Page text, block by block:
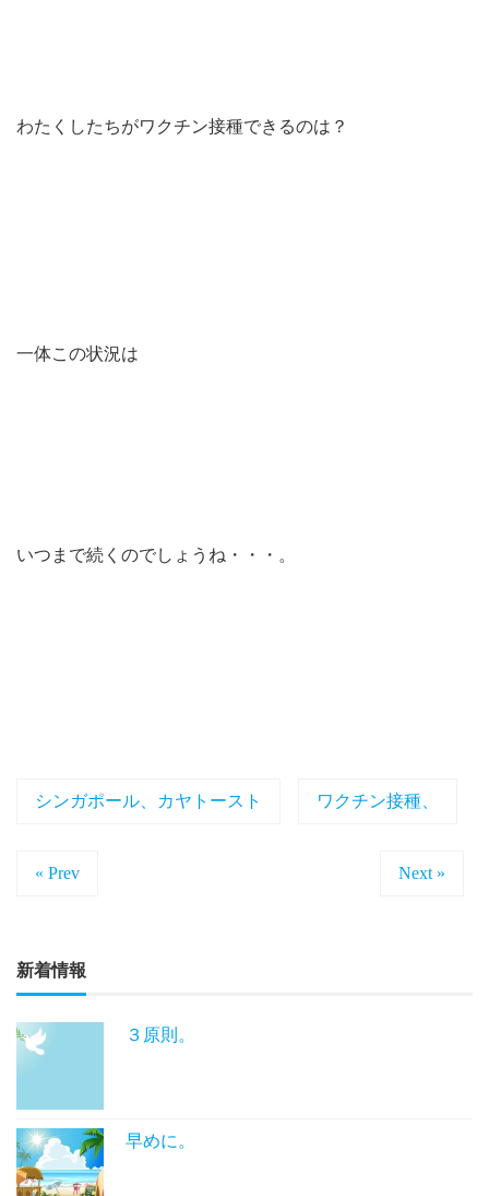
わたくしたちがワクチン接種できるのは？
一体この状況は
いつまで続くのでしょうね・・・。
シンガポール、カヤトースト ワクチン接種、
« Prev Next »
新着情報
３原則。
早めに。